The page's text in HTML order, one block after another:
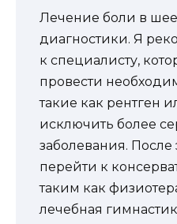
Лечение боли в шее
диагностики. Я
к специалисту,
провести
такие как рентген
исключить более
заболевания. После
перейти к
таким как
лечебная